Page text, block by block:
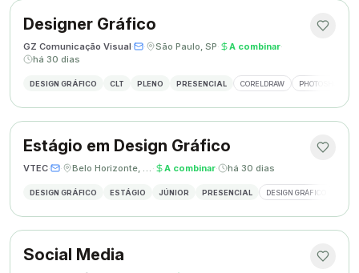
Designer Gráfico
GZ Comunicação Visual· · São Paulo, SP· A combinar·
há 30 dias
DESIGN GRÁFICO CLT PLENO PRESENCIAL CORELDRAW PHOTOSHOP
Estágio em Design Gráfico
VTEC· · Belo Horizonte, MG · A combinar· há 30 dias
DESIGN GRÁFICO ESTÁGIO JÚNIOR PRESENCIAL DESIGN GRÁFICO
Social Media